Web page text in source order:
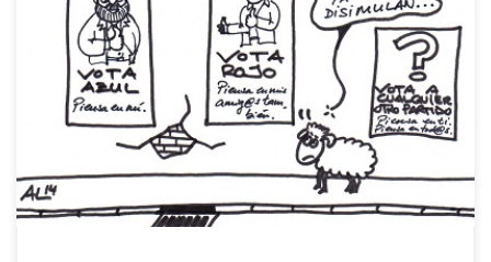
La ciudadanía tiene sed de democracia. La lejía bipartidista, lejos
de calmarla, agrava el problema, pues con su apariencia de
democracia, nos destroza por dentro. Seguimos teniendo sed y
algunas personas no saben qué beber. Lo que tienen claro es que
no quieren más lejía bipartidista. Vota a cualquier otro […]